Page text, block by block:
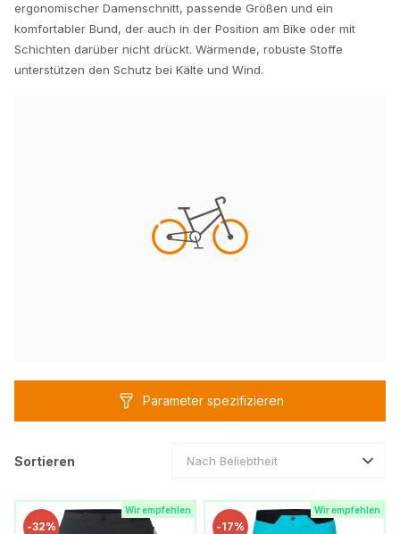
ergonomischer Damenschnitt, passende Größen und ein
komfortabler Bund, der auch in der Position am Bike oder mit
Schichten darüber nicht drückt. Wärmende, robuste Stoffe
unterstützen den Schutz bei Kälte und Wind.
Parameter spezifizieren
Sortieren Nach Beliebtheit
Wir empfehlen
-32%
Wir empfehlen
-17%